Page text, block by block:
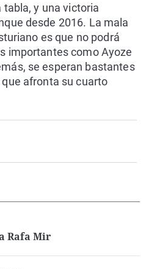
y una victoria
desde 2016. La mala
es que no podrá
importantes como Ayoze
se esperan bastantes
afronta su cuarto
Rafa Mir